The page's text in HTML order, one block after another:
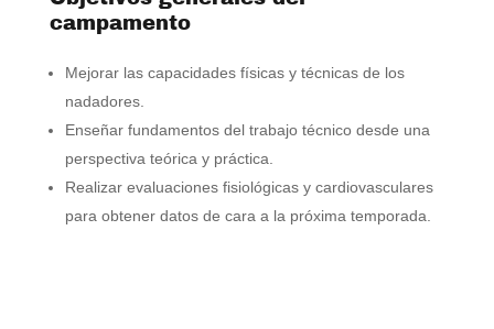
campamento
Mejorar las capacidades físicas y técnicas de los
nadadores.
Enseñar fundamentos del trabajo técnico desde una
perspectiva teórica y práctica.
Realizar evaluaciones fisiológicas y cardiovasculares
para obtener datos de cara a la próxima temporada.